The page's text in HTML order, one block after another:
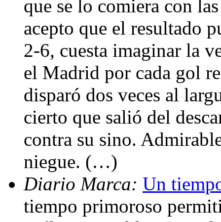
que se lo comiera con
acepto que el resultado
2-6, cuesta imaginar la
el Madrid por cada gol
disparó dos veces al
cierto que salió del
contra su sino.
niegue. (…)
Diario Marca: Un
tiempo primoroso